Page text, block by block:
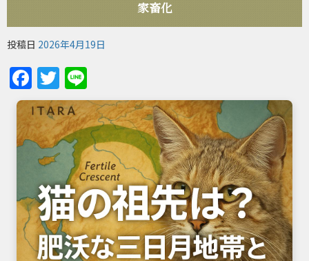
家畜化
投稿日 2026年4月19日
Facebook
Twitter